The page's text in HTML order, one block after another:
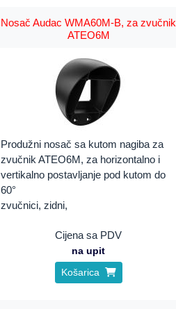
Nosač Audac WMA60M-B, za zvučnik
ATEO6M
Produžni nosač sa kutom nagiba za
zvučnik ATEO6M, za horizontalno i
vertikalno postavljanje pod kutom do
60°
zvučnici, zidni,
Cijena sa PDV
na upit
Košarica